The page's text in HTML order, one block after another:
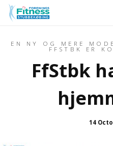
EN NY OG MERE
FFSTBK ER
FfStbk
14